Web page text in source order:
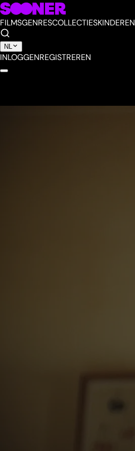
FILMSGENRESCOLLECTIESKINDEREN
NL
INLOGGENREGISTREREN